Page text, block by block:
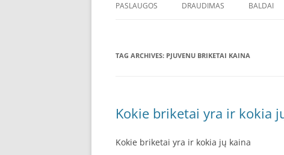
PASLAUGOS DRAUDIMAS BALDAI
TAG ARCHIVES: PJUVENU BRIKETAI KAINA
Kokie briketai yra ir kokia
Kokie briketai yra ir kokia jų kaina